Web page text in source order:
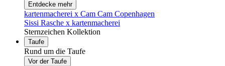
Entdecke mehr
kartenmacherei x Cam Cam Copenhagen
Sissi Rasche x kartenmacherei
Sternzeichen Kollektion
Taufe
Rund um die Taufe
Vor der Taufe